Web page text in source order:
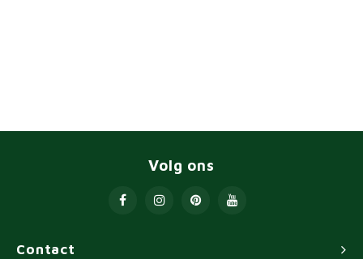
Contact
Volg ons